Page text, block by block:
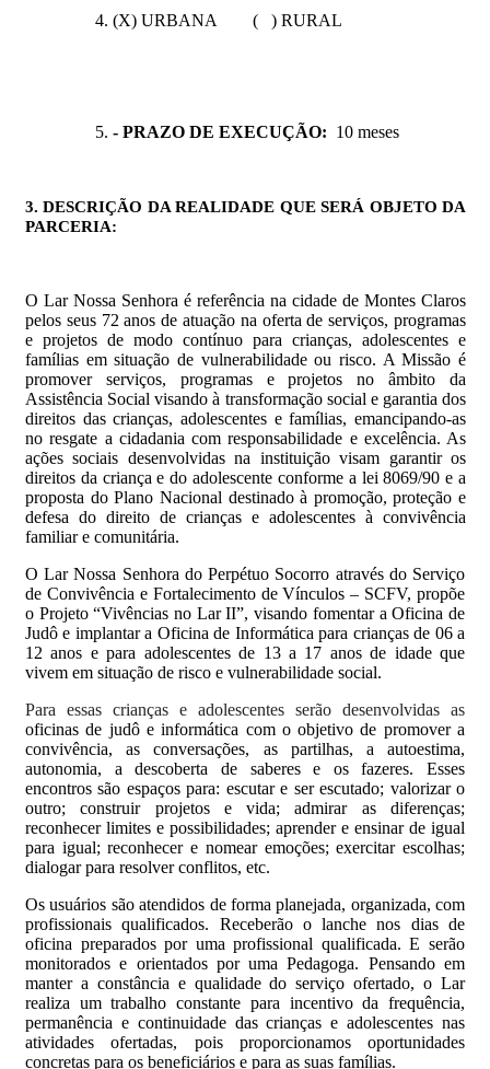
(X) URBANA ( ) RURAL
- PRAZO DE EXECUÇÃO: 10 meses
3. DESCRIÇÃO DA REALIDADE QUE SERÁ OBJETO DA
PARCERIA:
O Lar Nossa Senhora é referência na cidade de Montes Claros
pelos seus 72 anos de atuação na oferta de serviços, programas
e projetos de modo contínuo para crianças, adolescentes e
famílias em situação de vulnerabilidade ou risco. A Missão é
promover serviços, programas e projetos no âmbito da
Assistência Social visando à transformação social e garantia dos
direitos das crianças, adolescentes e famílias, emancipando-as
no resgate a cidadania com responsabilidade e excelência. As
ações sociais desenvolvidas na instituição visam garantir os
direitos da criança e do adolescente conforme a lei 8069/90 e a
proposta do Plano Nacional destinado à promoção, proteção e
defesa do direito de crianças e adolescentes à convivência
familiar e comunitária.
O Lar Nossa Senhora do Perpétuo Socorro através do Serviço
de Convivência e Fortalecimento de Vínculos – SCFV, propõe
o Projeto “Vivências no Lar II”, visando fomentar a Oficina de
Judô e implantar a Oficina de Informática para crianças de 06 a
12 anos e para adolescentes de 13 a 17 anos de idade que
vivem em situação de risco e vulnerabilidade social.
Para essas crianças e adolescentes serão desenvolvidas as
oficinas de judô e informática com o objetivo de promover a
convivência, as conversações, as partilhas, a autoestima,
autonomia, a descoberta de saberes e os fazeres. Esses
encontros são espaços para: escutar e ser escutado; valorizar o
outro; construir projetos e vida; admirar as diferenças;
reconhecer limites e possibilidades; aprender e ensinar de igual
para igual; reconhecer e nomear emoções; exercitar escolhas;
dialogar para resolver conflitos, etc.
Os usuários são atendidos de forma planejada, organizada, com
profissionais qualificados. Receberão o lanche nos dias de
oficina preparados por uma profissional qualificada. E serão
monitorados e orientados por uma Pedagoga. Pensando em
manter a constância e qualidade do serviço ofertado, o Lar
realiza um trabalho constante para incentivo da frequência,
permanência e continuidade das crianças e adolescentes nas
atividades ofertadas, pois proporcionamos oportunidades
concretas para os beneficiários e para as suas famílias.